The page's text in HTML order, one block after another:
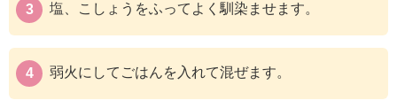
塩、こしょうをふってよく馴染ませます。
弱火にしてごはんを入れて混ぜます。